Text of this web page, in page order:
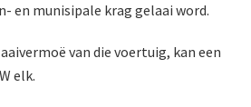
en munisipale krag gelaai word.
van die voertuig, kan een
elk.